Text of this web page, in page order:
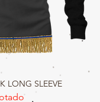
LONG SLEEVE